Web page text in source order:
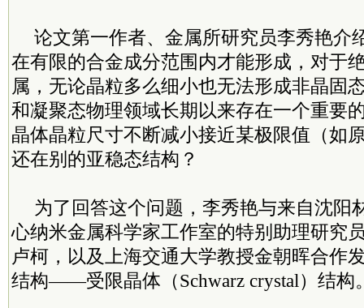
论文第一作者、金属所研究员李秀艳介
在有限的合金成分范围内才能形成，对于
属，无论晶粒多么细小也无法形成非晶固
和凝聚态物理领域长期以来存在一个重要
晶体晶粒尺寸不断减小接近某极限值（如
还在别的亚稳态结构？
为了回答这个问题，李秀艳与来自沈阳
心纳米金属科学家工作室的特别助理研究
卢柯，以及上海交通大学教授金朝晖合作
结构——受限晶体（Schwarz crystal）结构